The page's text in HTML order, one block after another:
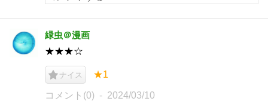
緑虫＠漫画
★★★☆
ナイス ★1
コメント(0) 2024/03/10